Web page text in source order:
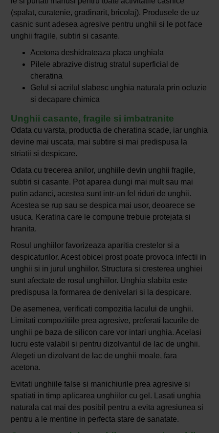
(spalat, curatenie, gradinarit, bricolaj). Produsele de uz
casnic sunt adesea agresive pentru unghii si le pot face
unghii fragile, subtiri si casante.
Acetona deshidrateaza placa unghiala
Pilele abrazive distrug stratul superficial de
cheratina
Gelul si acrilul slabesc unghia naturala prin ocluzie
si decapare chimica
Unghii casante, fragile si imbatranite
Odata cu varsta, productia de cheratina scade, iar unghia
devine mai uscata, mai subtire si mai predispusa la
striatii si despicare.
Odata cu trecerea anilor, unghiile devin unghii fragile,
subtiri si casante. Pot aparea dungi mai mult sau mai
putin adanci, acestea sunt intr-un fel riduri de unghii.
Acestea se rup sau se despica mai usor, deoarece se
usuca. Keratina care le compune trebuie protejata si
hranita.
Rosul unghiilor favorizeaza aparitia crestelor si a
despicaturilor. Acest obicei prost poate provoca infectii in
unghii si in jurul unghiilor. Structura si cresterea unghiei
sunt afectate de rosul unghiilor. Unghia slabita este
predispusa la formarea de denivelari si la despicare.
De asemenea, verificati compozitia lacului de unghii.
Limitati compozitiile prea agresive, preferati lacurile de
unghii pe baza de silicon care vor intari unghia. Acelasi
lucru este valabil si pentru dizolvantul de lac de unghii.
Alegeti un dizolvant de lac de unghii moale, fara
acetona.
Evitati unghiile false si manichiurile prea agresive si
spatiati in timp aplicarea unghiilor cu gel. Lasati unghia
naturala cat mai des posibil pentru a evita agresiunea si
pentru a le mentine in perfecta stare de sanatate.